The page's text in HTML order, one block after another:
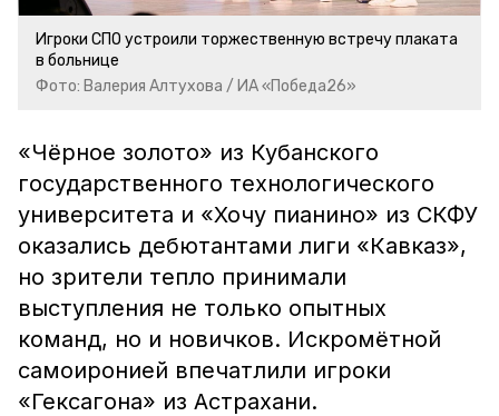
Игроки СПО устроили торжественную встречу плаката
в больнице
Фото: Валерия Алтухова / ИА «Победа26»
«Чёрное золото» из Кубанского
государственного технологического
университета и «Хочу пианино» из СКФУ
оказались дебютантами лиги «Кавказ»,
но зрители тепло принимали
выступления не только опытных
команд, но и новичков. Искромётной
самоиронией впечатлили игроки
«Гексагона» из Астрахани.